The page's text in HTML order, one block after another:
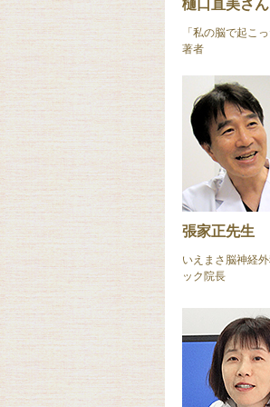
樋口直美さん
「私の脳で起こっ
著者
張家正先生
いえまさ脳神経
ック院長